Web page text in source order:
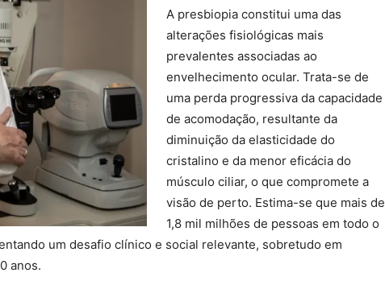
A presbiopia constitui uma das
alterações fisiológicas mais
prevalentes associadas ao
envelhecimento ocular. Trata-se de
uma perda progressiva da capacidade
de acomodação, resultante da
diminuição da elasticidade do
cristalino e da menor eficácia do
músculo ciliar, o que compromete a
visão de perto. Estima-se que mais de
1,8 mil milhões de pessoas em todo o
um desafio clínico e social relevante, sobretudo em
anos.